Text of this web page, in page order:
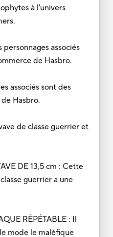
à l'univers
associés
de Hasbro.
associés sont des
Hasbro.
de classe guerrier et
DE 13,5 cm : Cette
guerrier a une
RÉPÉTABLE : Il
mode le maléfique